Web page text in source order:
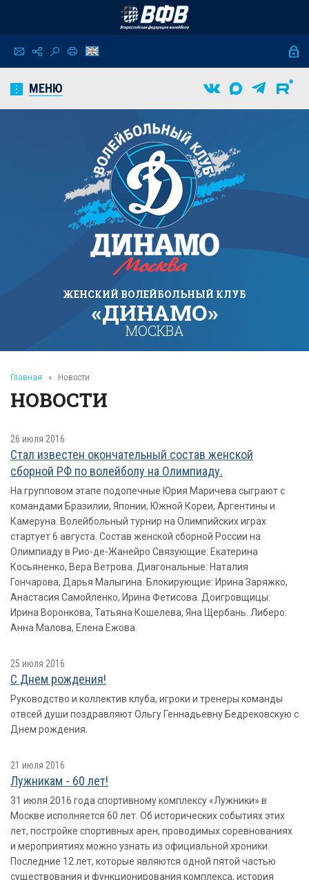
МЕНЮ
ЖЕНСКИЙ ВОЛЕЙБОЛЬНЫЙ КЛУБ
«ДИНАМО»
МОСКВА
Главная » Новости
НОВОСТИ
26 июля 2016
Стал известен окончательный состав женской
сборной РФ по волейболу на Олимпиаду.
На групповом этапе подопечные Юрия Маричева сыграют с
командами Бразилии, Японии, Южной Кореи, Аргентины и
Камеруна. Волейбольный турнир на Олимпийских играх
стартует 6 августа. Состав женской сборной России на
Олимпиаду в Рио-де-Жанейро Связующие: Екатерина
Косьяненко, Вера Ветрова. Диагональные: Наталия
Гончарова, Дарья Малыгина. Блокирующие: Ирина Заряжко,
Анастасия Самойленко, Ирина Фетисова. Доигровщицы:
Ирина Воронкова, Татьяна Кошелева, Яна Щербань. Либеро:
Анна Малова, Елена Ежова.
25 июля 2016
С Днем рождения!
Руководство и коллектив клуба, игроки и тренеры команды
отвсей души поздравляют Ольгу Геннадьевну Бедрековскую с
Днем рождения.
21 июля 2016
Лужникам - 60 лет!
31 июля 2016 года спортивному комплексу «Лужники» в
Москве исполняется 60 лет. Об исторических событиях этих
лет, постройке спортивных арен, проводимых соревнованиях
и мероприятиях можно узнать из официальной хроники.
Последние 12 лет, которые являются одной пятой частью
существования и функционирования комплекса, история